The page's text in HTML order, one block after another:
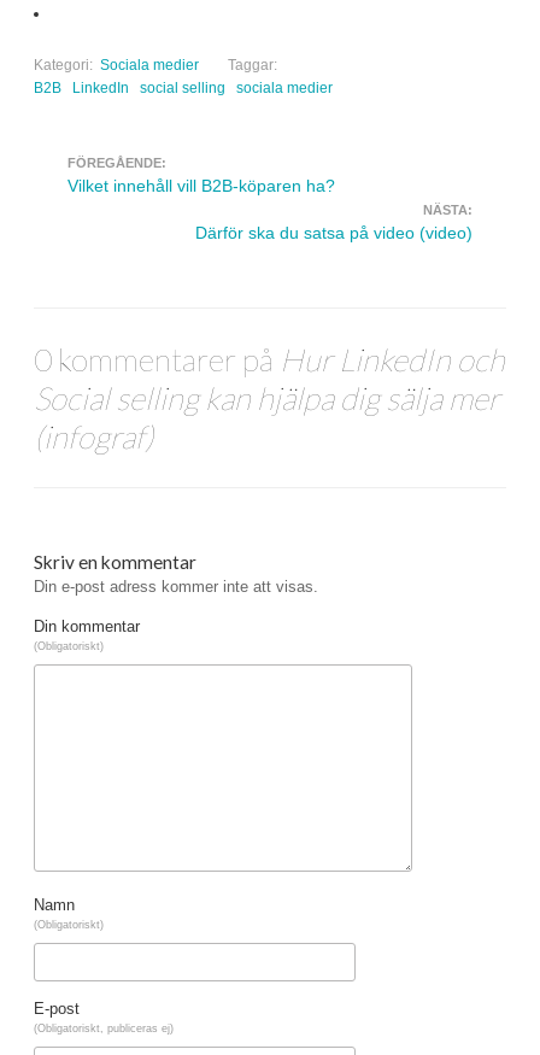
Kategori: Sociala medier
Taggar:
B2B
LinkedIn social selling sociala medier
Navigera inlägg
FÖREGÅENDE:
Vilket innehåll vill B2B-köparen ha?
NÄSTA:
Därför ska du satsa på video (video)
0 kommentarer på Hur LinkedIn och
Social selling kan hjälpa dig sälja mer
(infograf)
Skriv en kommentar
Din e-post adress kommer inte att visas.
Din kommentar
(Obligatoriskt)
Namn
(Obligatoriskt)
E-post
(Obligatoriskt, publiceras ej)